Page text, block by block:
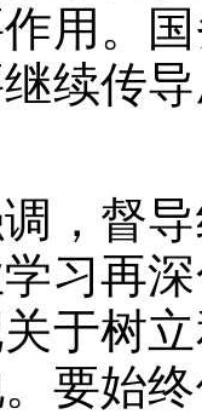
用。
续传
督导
习再
于树
要始